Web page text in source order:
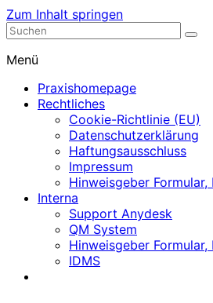
Zum Inhalt springen
Nephrologische Praxis mit Dialyse
Menü
Praxishomepage
Rechtliches
Cookie-Richtlinie (EU)
Datenschutzerklärung
Haftungsausschluss
Impressum
Hinweisgeber Formular,
Interna
Support Anydesk
QM System
Hinweisgeber Formular,
IDMS